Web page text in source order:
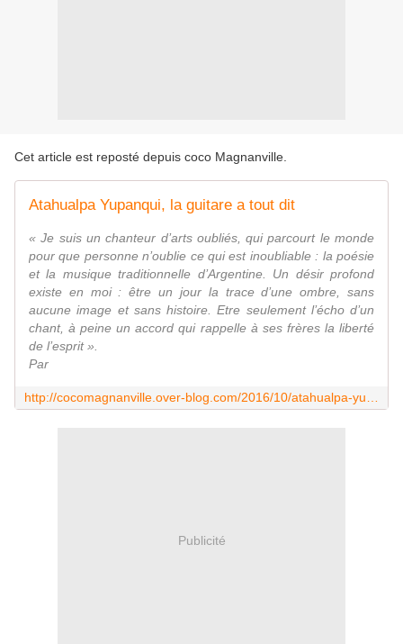
Cet article est reposté depuis coco Magnanville
Atahualpa Yupanqui, la guitare a tout dit
« Je suis un chanteur d’arts oubliés, qui parcourt le monde
pour que personne n’oublie ce qui est inoubliable : la poésie
et la musique traditionnelle d’Argentine. Un désir profond
existe en moi : être un jour la trace d’une ombre, sans
aucune image et sans histoire. Etre seulement l’écho d’un
chant, à peine un accord qui rappelle à ses frères la liberté
de l’esprit ».
Par
Publicité